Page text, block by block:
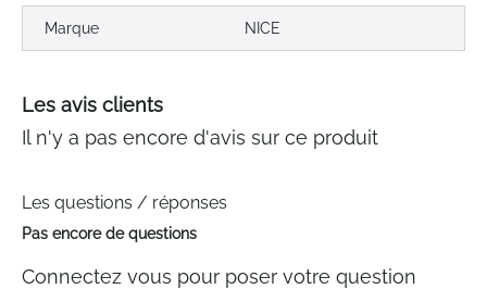
Marque NICE
Les avis clients
Il n'y a pas encore d'avis sur ce produit
Les questions / réponses
Pas encore de questions
Connectez vous pour poser votre question